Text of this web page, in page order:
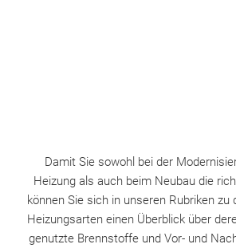
Damit Sie sowohl bei der
Heizung als auch beim Neubau die
können Sie sich in unseren Rubriken zu
Heizungsarten einen Überblick über
genutzte Brennstoffe und Vor- und